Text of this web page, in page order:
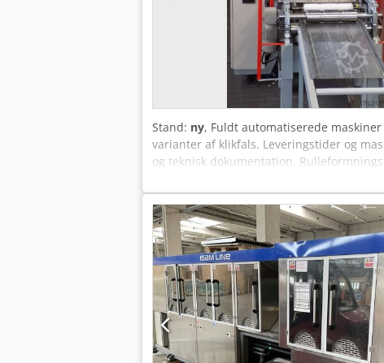
Stand: ny, Fuldt automatiserede
varianter af klikfals. Leveringstider og
og teknisk dokumentation.